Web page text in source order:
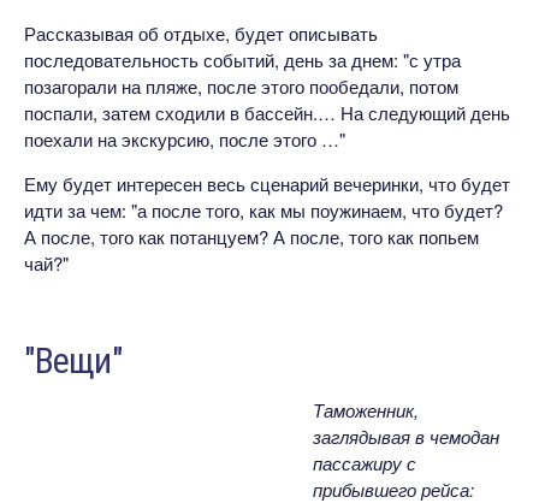
Рассказывая об отдыхе, будет описывать
последовательность событий, день за днем: "с утра
позагорали на пляже, после этого пообедали, потом
поспали, затем сходили в бассейн.… На следующий день
поехали на экскурсию, после этого …"
Ему будет интересен весь сценарий вечеринки, что будет
идти за чем: "а после того, как мы поужинаем, что будет?
А после, того как потанцуем? А после, того как попьем
чай?"
"Вещи"
Таможенник,
заглядывая в чемодан
пассажиру с
прибывшего рейса: